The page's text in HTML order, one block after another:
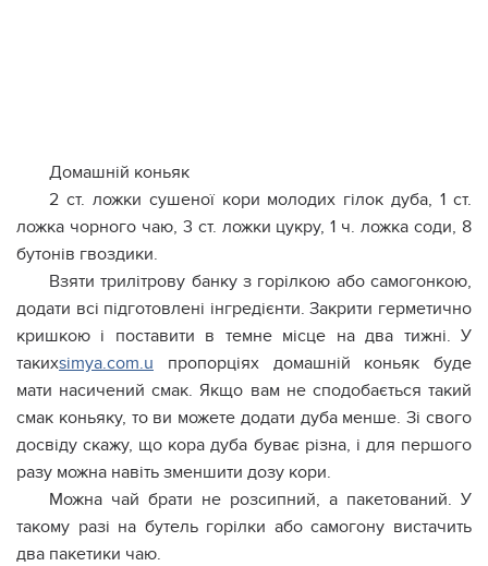
Домашній коньяк
2 ст. ложки сушеної кори молодих гілок дуба, 1 ст.
ложка чорного чаю, 3 ст. ложки цукру, 1 ч. ложка соди, 8
бутонів гвоздики.
Взяти трилітрову банку з горілкою або самогонкою,
додати всі підготовлені інгредієнти. Закрити герметично
кришкою і поставити в темне місце на два тижні. У
такихsimya.com.u пропорціях домашній коньяк буде
мати насичений смак. Якщо вам не сподобається такий
смак коньяку, то ви можете додати дуба менше. Зі свого
досвіду скажу, що кора дуба буває різна, і для першого
разу можна навіть зменшити дозу кори.
Можна чай брати не розсипний, а пакетований. У
такому разі на бутель горілки або самогону вистачить
два пакетики чаю.